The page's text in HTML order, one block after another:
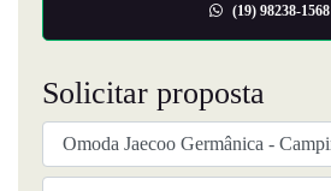
(19) 98238-1568
Solicitar proposta